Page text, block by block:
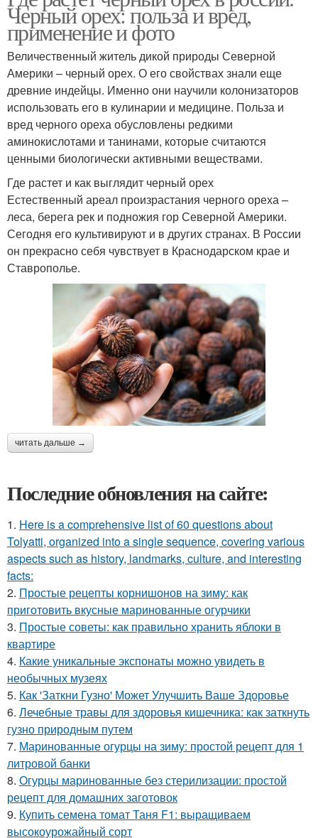
Черный орех: польза и вред,
применение и фото
Величественный житель дикой природы Северной
Америки – черный орех. О его свойствах знали еще
древние индейцы. Именно они научили колонизаторов
использовать его в кулинарии и медицине. Польза и
вред черного ореха обусловлены редкими
аминокислотами и танинами, которые считаются
ценными биологически активными веществами.
Где растет и как выглядит черный орех
Естественный ареал произрастания черного ореха –
леса, берега рек и подножия гор Северной Америки.
Сегодня его культивируют и в других странах. В России
он прекрасно себя чувствует в Краснодарском крае и
Ставрополье.
читать дальше →
Последние обновления на сайте:
1. Here is a comprehensive list of 60 questions about
Tolyatti, organized into a single sequence, covering various
aspects such as history, landmarks, culture, and interesting
facts:
2. Простые рецепты корнишонов на зиму: как
приготовить вкусные маринованные огурчики
3. Простые советы: как правильно хранить яблоки в
квартире
4. Какие уникальные экспонаты можно увидеть в
необычных музеях
5. Как 'Заткни Гузно' Может Улучшить Ваше Здоровье
6. Лечебные травы для здоровья кишечника: как заткнуть
гузно природным путем
7. Маринованные огурцы на зиму: простой рецепт для 1
литровой банки
8. Огурцы маринованные без стерилизации: простой
рецепт для домашних заготовок
9. Купить семена томат Таня F1: выращиваем
высокоурожайный сорт